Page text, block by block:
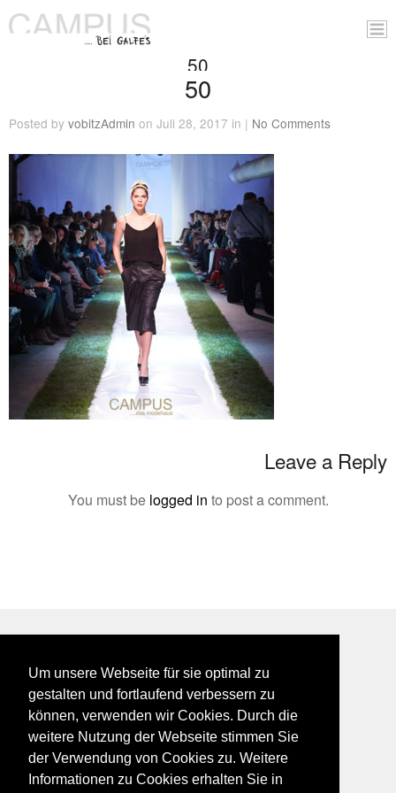
Um unsere Webseite für sie optimal zu
gestalten und fortlaufend verbessern zu
können, verwenden wir Cookies. Durch die
weitere Nutzung der Webseite stimmen Sie
der Verwendung von Cookies zu. Weitere
Informationen zu Cookies erhalten Sie in
50
50
Posted by vobitzAdmin on Juli 28, 2017 in | No Comments
Leave a Reply
You must be logged in to post a comment.
BEI GALFES - hier wird man getroffen
impressum
datenschutz
disclaimer